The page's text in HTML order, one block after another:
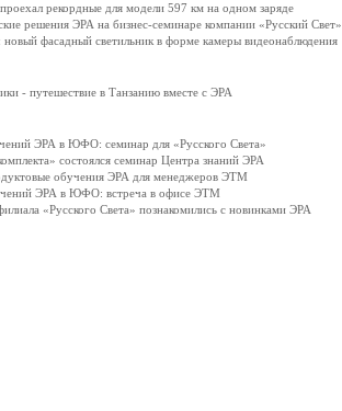
рекордные для модели 597 км на одном заряде
решения ЭРА на бизнес-семинаре компании «Русский Свет»
фасадный светильник в форме камеры видеонаблюдения
- путешествие в Танзанию вместе с ЭРА
ЭРА в ЮФО: семинар для «Русского Света»
состоялся семинар Центра знаний ЭРА
обучения ЭРА для менеджеров ЭТМ
ЭРА в ЮФО: встреча в офисе ЭТМ
«Русского Света» познакомились с новинками ЭРА